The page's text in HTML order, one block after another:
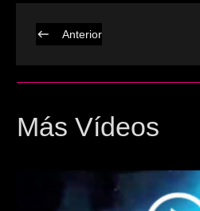
Anterior
Más Vídeos